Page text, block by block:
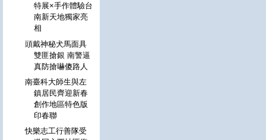
特展×手作體驗台
南新天地獨家亮
相
頭戴神秘犬馬面具
雙匪搶銀 南警逼
真防搶嚇傻路人
南臺科大師生與左
鎮居民齊迎新春
創作地區特色版
印春聯
快樂志工行善隊受